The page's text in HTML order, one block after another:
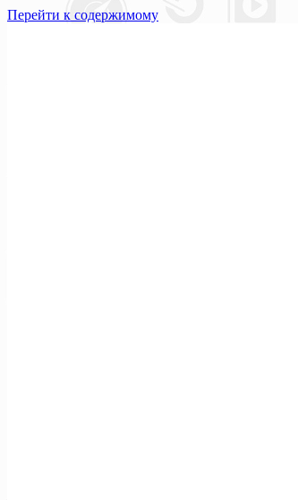
Перейти к содержимому